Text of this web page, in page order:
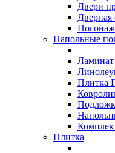
Двери
Дверная
Погонаж
Напольные
Ламинат
Плитка
Плитка